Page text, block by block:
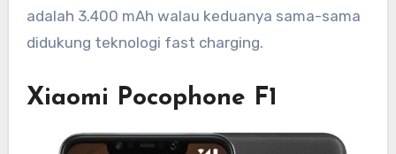
adalah 3.400 mAh walau keduanya sama-sama
didukung teknologi fast charging.
Xiaomi Pocophone F1